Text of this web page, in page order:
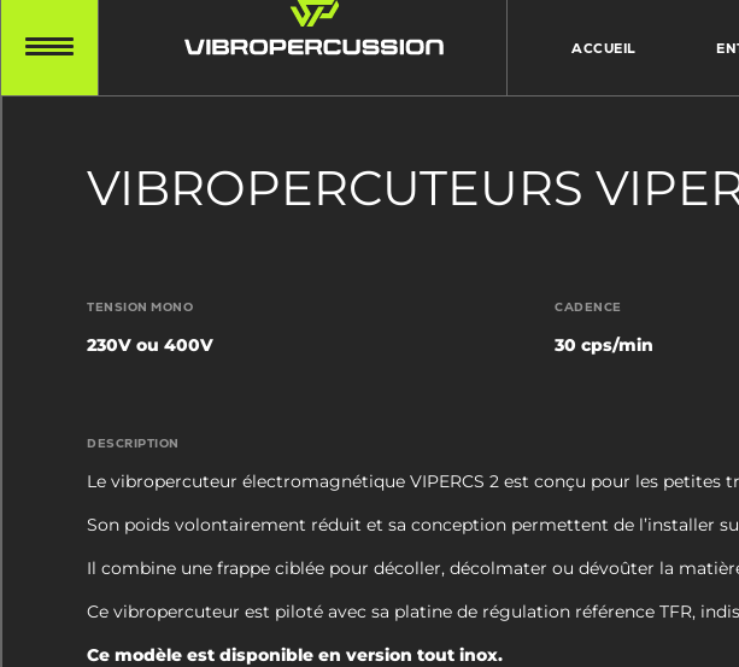
ACCUEIL
VIBROPERCUTEURS
TENSION MONO
230V ou 400V
CADENCE
30 cps/min
DESCRIPTION
Le vibropercuteur électromagnétique VIPERCS 2 est conçu pour les petites
Son poids volontairement réduit et sa conception permettent de l’installer
Il combine une frappe ciblée pour décoller, décolmater ou dévoûter la
Ce vibropercuteur est piloté avec sa platine de régulation référence TFR,
Ce modèle est disponible en version tout inox.